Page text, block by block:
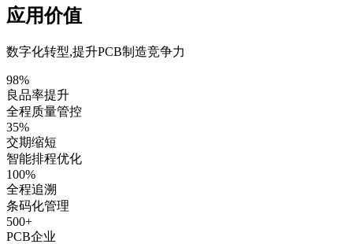
应用价值
数字化转型,提升PCB制造竞争力
98%
良品率提升
全程质量管控
35%
交期缩短
智能排程优化
100%
全程追溯
条码化管理
500+
PCB企业